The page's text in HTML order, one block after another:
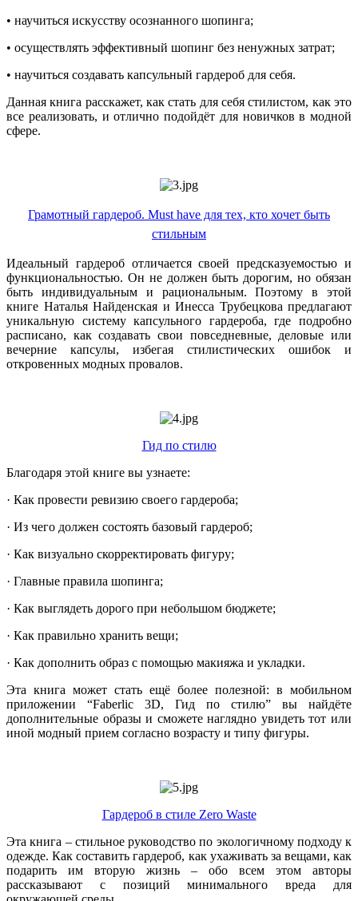
• научиться искусству осознанного шопинга;
• осуществлять эффективный шопинг без ненужных затрат;
• научиться создавать капсульный гардероб для себя.
Данная книга расскажет, как стать для себя стилистом, как это
все реализовать, и отлично подойдёт для новичков в модной
сфере.
Грамотный гардероб. Must have для тех, кто хочет быть
стильным
Идеальный гардероб отличается своей предсказуемостью и
функциональностью. Он не должен быть дорогим, но обязан
быть индивидуальным и рациональным. Поэтому в этой
книге Наталья Найденская и Инесса Трубецкова предлагают
уникальную систему капсульного гардероба, где подробно
расписано, как создавать свои повседневные, деловые или
вечерние капсулы, избегая стилистических ошибок и
откровенных модных провалов.
Гид по стилю
Благодаря этой книге вы узнаете:
· Как провести ревизию своего гардероба;
· Из чего должен состоять базовый гардероб;
· Как визуально скорректировать фигуру;
· Главные правила шопинга;
· Как выглядеть дорого при небольшом бюджете;
· Как правильно хранить вещи;
· Как дополнить образ с помощью макияжа и укладки.
Эта книга может стать ещё более полезной: в мобильном
приложении “Faberlic 3D, Гид по стилю” вы найдёте
дополнительные образы и сможете наглядно увидеть тот или
иной модный прием согласно возрасту и типу фигуры.
Гардероб в стиле Zero Waste
Эта книга – стильное руководство по экологичному подходу к
одежде. Как составить гардероб, как ухаживать за вещами, как
подарить им вторую жизнь – обо всем этом авторы
рассказывают с позиций минимального вреда для